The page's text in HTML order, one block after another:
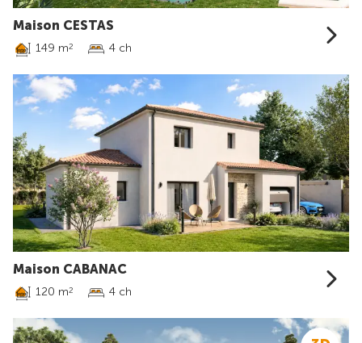
Maison CESTAS
149 m2 4 ch
Maison CABANAC
120 m2 4 ch